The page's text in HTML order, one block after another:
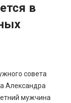
в
совета
Александра
мужчина